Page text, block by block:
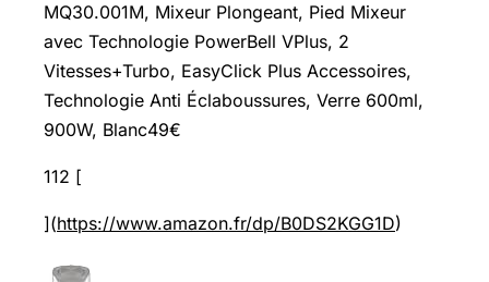
MQ30.001M, Mixeur Plongeant, Pied Mixeur
avec Technologie PowerBell VPlus, 2
Vitesses+Turbo, EasyClick Plus Accessoires,
Technologie Anti Éclaboussures, Verre 600ml,
900W, Blanc49€
112 [
](https://www.amazon.fr/dp/B0DS2KGG1D)